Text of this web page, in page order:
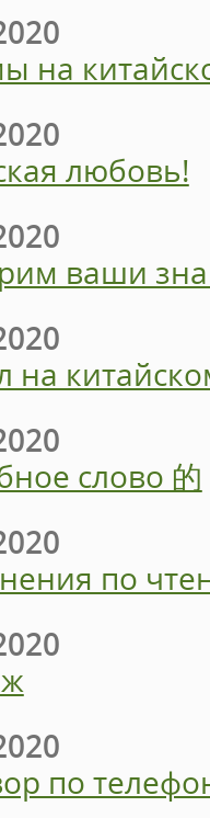
на
любовь!
ваши
на
слово 的
по
по